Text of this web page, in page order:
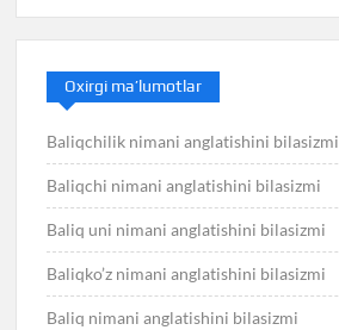
Oxirgi ma’lumotlar
Baliqchilik nimani anglatishini bilasizmi
Baliqchi nimani anglatishini bilasizmi
Baliq uni nimani anglatishini bilasizmi
Baliqko’z nimani anglatishini bilasizmi
Baliq nimani anglatishini bilasizmi